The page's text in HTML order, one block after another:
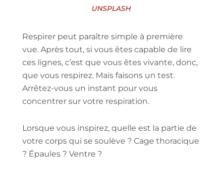
UNSPLASH
Respirer peut paraître simple à première
vue. Après tout, si vous êtes capable de lire
ces lignes, c’est que vous êtes vivante, donc,
que vous respirez. Mais faisons un test.
Arrêtez-vous un instant pour vous
concentrer sur votre respiration.
Lorsque vous inspirez, quelle est la partie de
votre corps qui se soulève ? Cage thoracique
? Épaules ? Ventre ?